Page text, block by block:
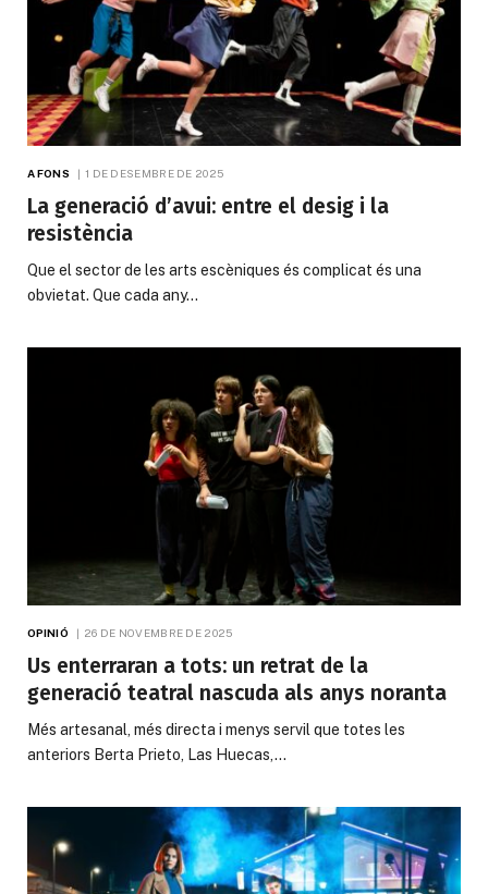
A FONS 1 DE DESEMBRE DE 2025
La generació d’avui: entre el desig i la
resistència
Que el sector de les arts escèniques és complicat és una
obvietat. Que cada any…
OPINIÓ 26 DE NOVEMBRE DE 2025
Us enterraran a tots: un retrat de la
generació teatral nascuda als anys noranta
Més artesanal, més directa i menys servil que totes les
anteriors Berta Prieto, Las Huecas,…